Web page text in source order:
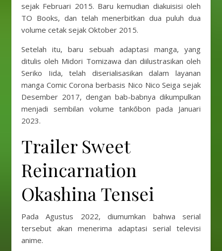
sejak Februari 2015. Baru kemudian diakuisisi oleh
TO Books, dan telah menerbitkan dua puluh dua
volume cetak sejak Oktober 2015.
Setelah itu, baru sebuah adaptasi manga, yang
ditulis oleh Midori Tomizawa dan diilustrasikan oleh
Seriko Iida, telah diserialisasikan dalam layanan
manga Comic Corona berbasis Nico Nico Seiga sejak
Desember 2017, dengan bab-babnya dikumpulkan
menjadi sembilan volume tankōbon pada Januari
2023.
Trailer Sweet
Reincarnation
Okashina Tensei
Pada Agustus 2022, diumumkan bahwa serial
tersebut akan menerima adaptasi serial televisi
anime.